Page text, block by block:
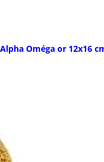
Oméga or 12x16